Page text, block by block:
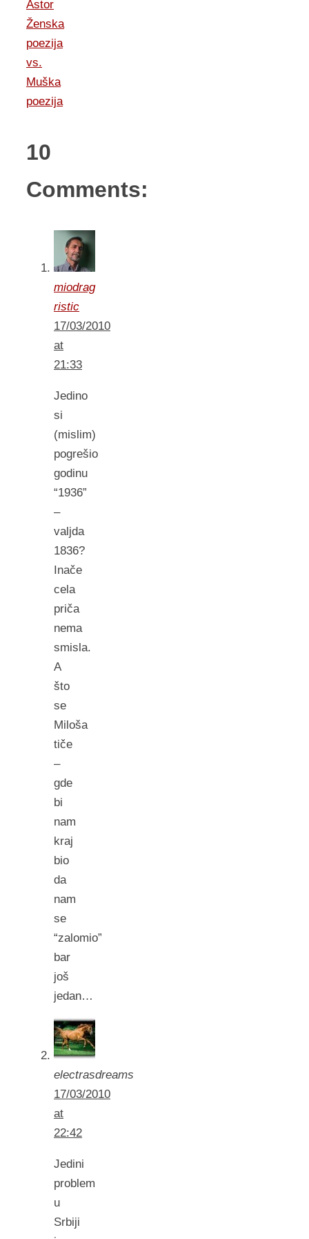
Astor
Ženska
poezija
vs.
Muška
poezija
10
Comments:
miodrag
ristic
17/03/2010
at
21:33
Jedino
si
(mislim)
pogrešio
godinu
“1936”
–
valjda
1836?
Inače
cela
priča
nema
smisla.
A
što
se
Miloša
tiče
–
gde
bi
nam
kraj
bio
da
nam
se
“zalomio”
bar
još
jedan…
electrasdreams
17/03/2010
at
22:42
Jedini
problem
u
Srbiji